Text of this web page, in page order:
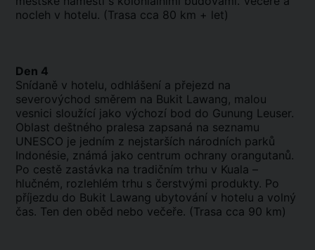
nocleh v hotelu. (Trasa cca 80 km + let)
Den 4
Snídaně v hotelu, odhlášení a přejezd na
severovýchod směrem na Bukit Lawang, malou
vesnici sloužící jako výchozí bod do Gunung Leuser.
Oblast deštného pralesa zapsaná na seznamu
UNESCO je jedním z nejstarších národních parků
Indonésie, známá jako centrum ochrany orangutanů.
Po cestě zastávka na tradičním trhu v Kuala –
hlučném, rozlehlém trhu s čerstvými produkty. Po
příjezdu do Bukit Lawang ubytování v hotelu a volný
čas. Ten den oběd nebo večeře. (Trasa cca 90 km)